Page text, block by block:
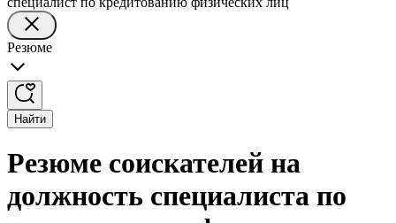
Резюме
Найти
Резюме соискателей на
должность специалиста по